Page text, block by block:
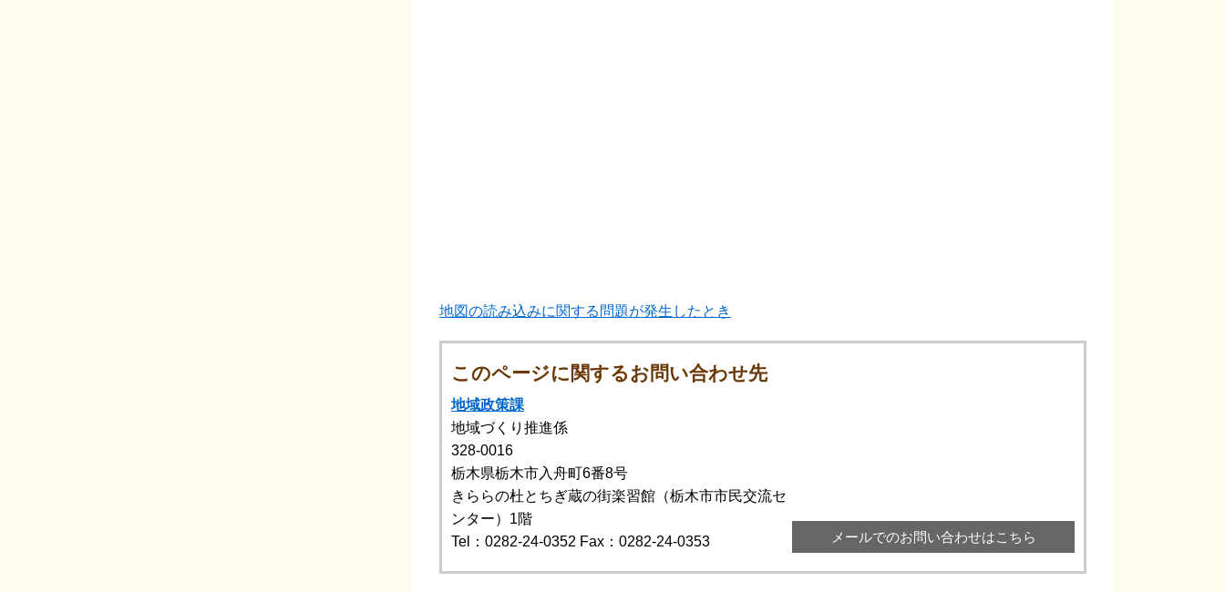
地図の読み込みに関する問題が発生したとき
このページに関するお問い合わせ先
地域政策課
地域づくり推進係
328-0016
栃木県栃木市入舟町6番8号
きららの杜とちぎ蔵の街楽習館（栃木市市民交流セ
ンター）1階
Tel：0282-24-0352 Fax：0282-24-0353 メールでのお問い合わせはこちら